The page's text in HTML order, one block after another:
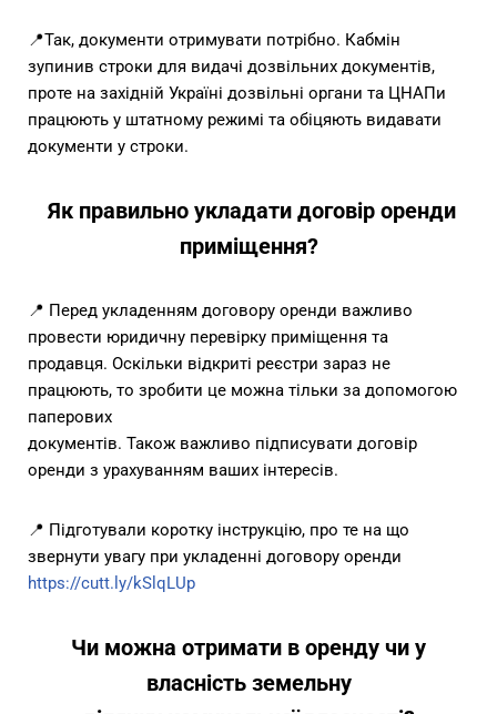
📍Так, документи отримувати потрібно. Кабмін
зупинив строки для видачі дозвільних документів,
проте на західній Україні дозвільні органи та ЦНАПи
працюють у штатному режимі та обіцяють видавати
документи у строки.
Як правильно укладати договір оренди
приміщення?
📍 Перед укладенням договору оренди важливо
провести юридичну перевірку приміщення та
продавця. Оскільки відкриті реєстри зараз не
працюють, то зробити це можна тільки за допомогою
паперових
документів. Також важливо підписувати договір
оренди з урахуванням ваших інтересів.
📍 Підготували коротку інструкцію, про те на що
звернути увагу при укладенні договору оренди
https://cutt.ly/kSlqLUp
Чи можна отримати в оренду чи у
власність земельну